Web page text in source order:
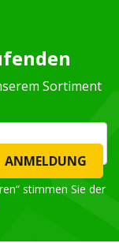
Sortiment
ANMELDUNG
stimmen Sie der